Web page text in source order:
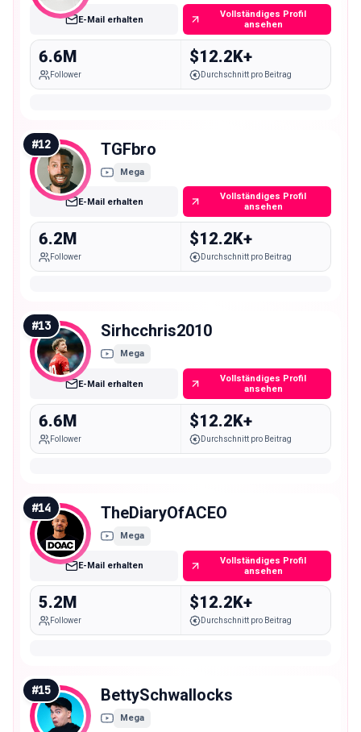
E-Mail erhalten
Vollständiges Profil
ansehen
6.6M
Follower
$12.2K+
Durchschnitt pro Beitrag
#12 TGFbro
Mega
E-Mail erhalten
Vollständiges Profil
ansehen
6.2M
Follower
$12.2K+
Durchschnitt pro Beitrag
#13 Sirhcchris2010
Mega
E-Mail erhalten
Vollständiges Profil
ansehen
6.6M
Follower
$12.2K+
Durchschnitt pro Beitrag
#14 TheDiaryOfACEO
Mega
E-Mail erhalten
Vollständiges Profil
ansehen
5.2M
Follower
$12.2K+
Durchschnitt pro Beitrag
#15 BettySchwallocks
Mega